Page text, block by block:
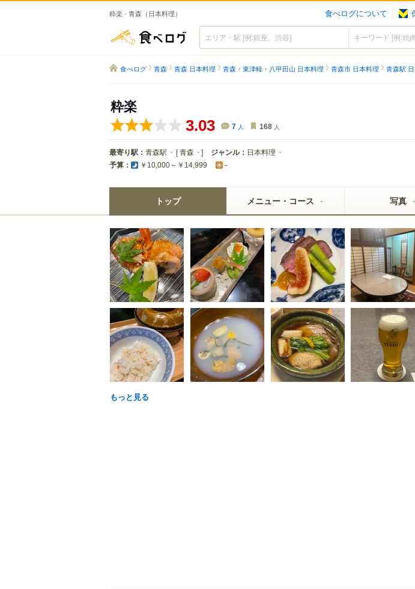
粋楽 - 青森（日本料理） 食べログについて
食べログ
食べログ 青森 青森 日本料理 青森・東津軽・八甲田山 日本料理 青森市 日本料理 青森駅
粋楽
3.03 7 人 168 人
最寄り駅： 青森駅 [青森 ] ジャンル： 日本料理
予算： ￥10,000～￥14,999 -
トップ メニュー・コース 写真
もっと見る